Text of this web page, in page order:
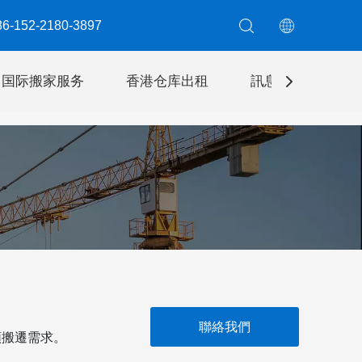
152-2180-3897​​​​​​​
国际搬家服务 香港仓库出租 訊息
遷需求。
聯絡我們